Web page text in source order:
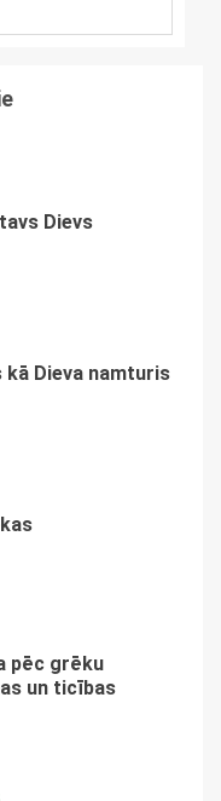
Dievs
Dieva namturis
pēc grēku
un ticības